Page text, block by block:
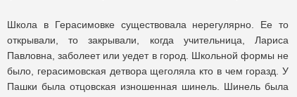
Школа в Герасимовке существовала нерегулярно. Ее то
открывали, то закрывали, когда учительница, Лариса
Павловна, заболеет или уедет в город. Школьной формы не
было, герасимовская детвора щеголяла кто в чем горазд. У
Пашки была отцовская изношенная шинель. Шинель была